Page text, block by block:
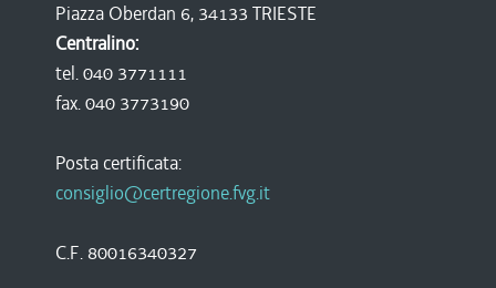
Piazza Oberdan 6, 34133 TRIESTE
Centralino:
tel. 040 3771111
fax. 040 3773190
Posta certificata:
consiglio@certregione.fvg.it
C.F. 80016340327